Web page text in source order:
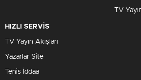
TV
HIZLI SERVİS
TV Yayın Akışları
Yazarlar Site
Tenis İddaa